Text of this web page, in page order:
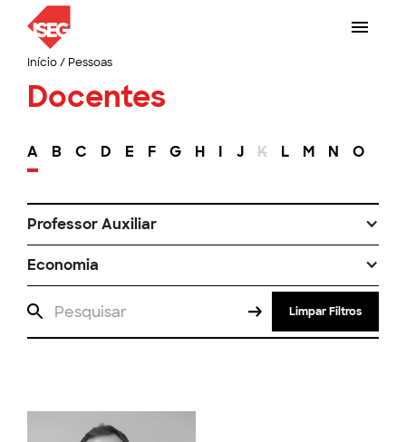
Início/ Pessoas
Docentes
A B C D E F G H I J K L M N O
Professor Auxiliar
Economia
Limpar Filtros